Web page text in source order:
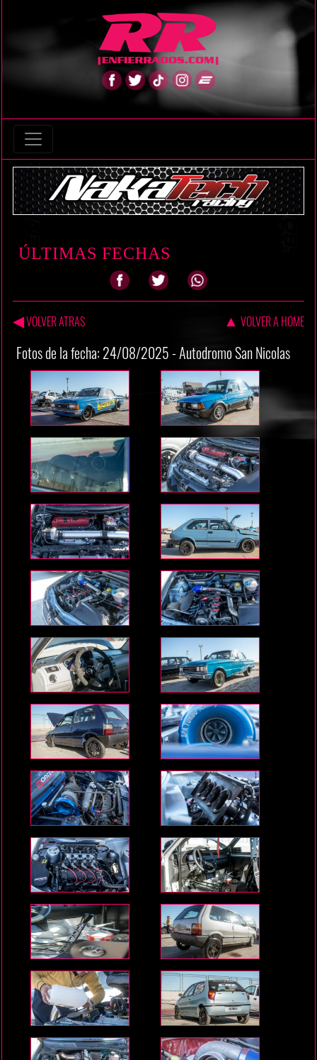
ÚLTIMAS FECHAS
◀VOLVER ATRAS ▲ VOLVER A HOME
Fotos de la fecha: 24/08/2025 - Autodromo San Nicolas